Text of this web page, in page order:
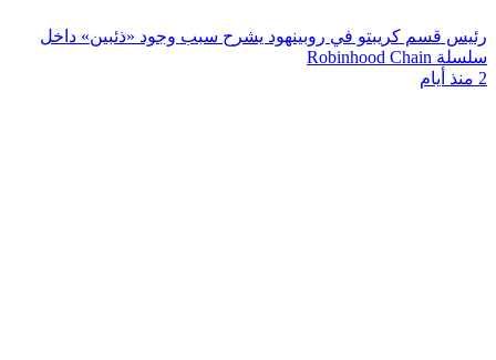
رئيس قسم كريبتو في روبينهود يشرح سبب وجود «ذئبين» داخل
سلسلة Robinhood Chain
2 منذ أيام